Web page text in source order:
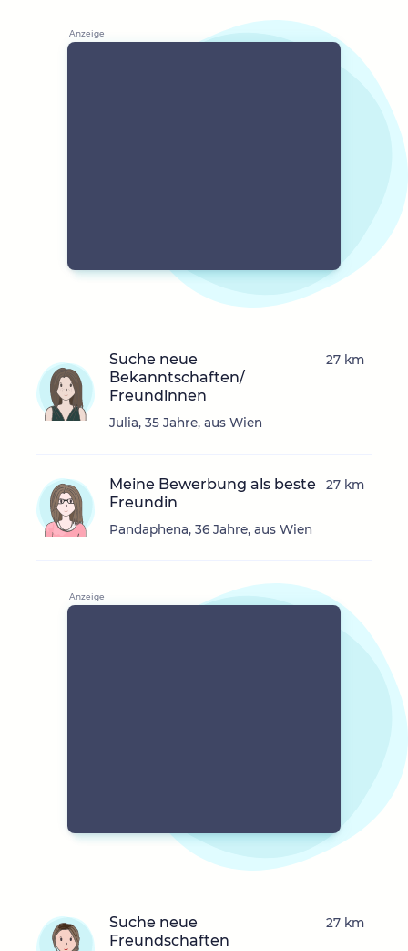
Suche neue
Bekanntschaften/
Freundinnen
Julia, 35 Jahre, aus Wien
27 km
Meine Bewerbung als beste
Freundin
Pandaphena, 36 Jahre, aus Wien
27 km
Suche neue
Freundschaften
27 km